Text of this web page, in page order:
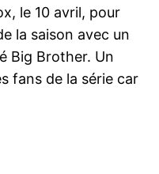
le 10 avril, pour
la saison avec un
Big Brother. Un
fans de la série car